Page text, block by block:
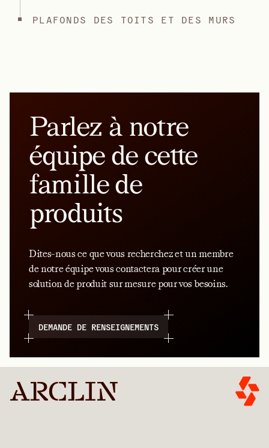
PLAFONDS DES TOITS ET DES MURS
Parlez à notre
équipe de cette
famille de
produits
Dites-nous ce que vous recherchez et un membre
de notre équipe vous contactera pour créer une
solution de produit sur mesure pour vos besoins.
DEMANDE DE RENSEIGNEMENTS